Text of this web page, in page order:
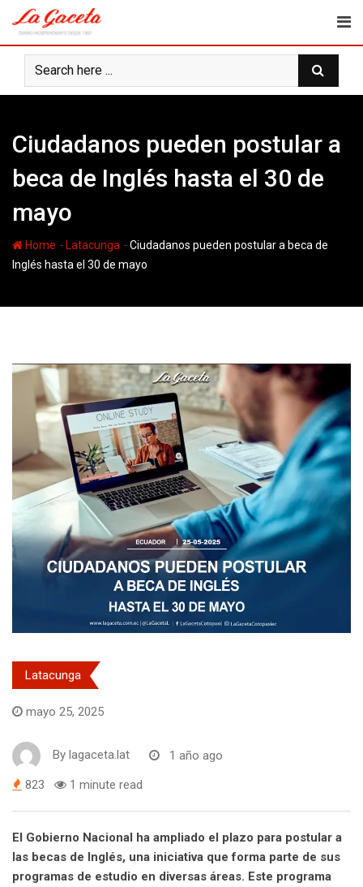
content
Ciudadanos pueden postular a
beca de Inglés hasta el 30 de
mayo
Home - Latacunga -Ciudadanos pueden postular a beca de
Inglés hasta el 30 de mayo
Latacunga
mayo 25, 2025
By lagaceta.lat 1 año ago
823 1 minute read
El Gobierno Nacional ha ampliado el plazo para postular a
las becas de Inglés, una iniciativa que forma parte de sus
programas de estudio en diversas áreas. Este programa